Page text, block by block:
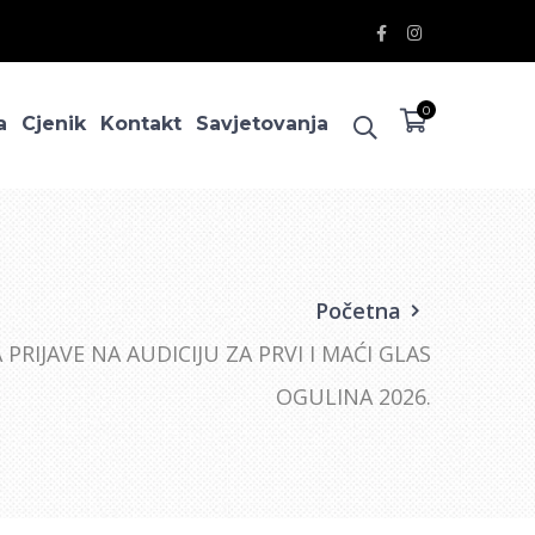
Facebook
Profile
Instagram
Profile
0
Cjenik Kontakt Savjetovanja
Početna
NA AUDICIJU ZA PRVI I MAĆI GLAS
OGULINA 2026.